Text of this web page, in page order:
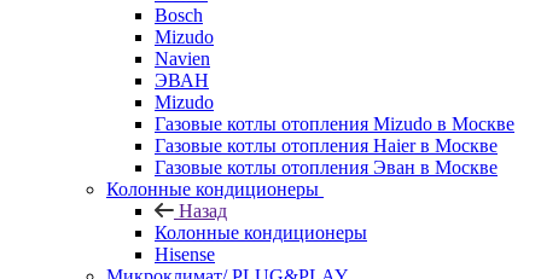
Bosch
Mizudo
Navien
ЭВАН
Mizudo
Газовые котлы отопления Mizudo в Москве
Газовые котлы отопления Haier в Москве
Газовые котлы отопления Эван в Москве
Колонные кондиционеры
Назад
Колонные кондиционеры
Hisense